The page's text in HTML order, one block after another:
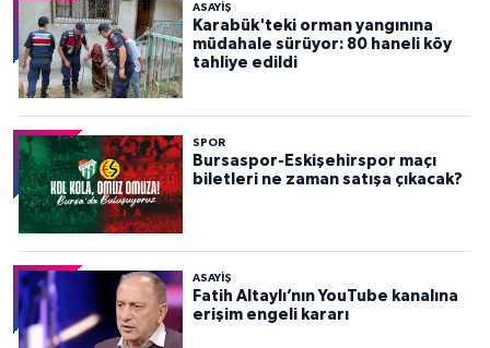
ASAYİŞ
Karabük'teki orman yangınına
müdahale sürüyor: 80 haneli köy
tahliye edildi
SPOR
Bursaspor-Eskişehirspor maçı
biletleri ne zaman satışa çıkacak?
ASAYİŞ
Fatih Altaylı’nın YouTube kanalına
erişim engeli kararı